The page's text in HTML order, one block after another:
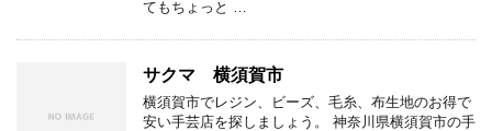
てもちょっと …
サクマ 横須賀市
横須賀市でレジン、ビーズ、毛糸、布生地のお得で
安い手芸店を探しましょう。 神奈川県横須賀市の手